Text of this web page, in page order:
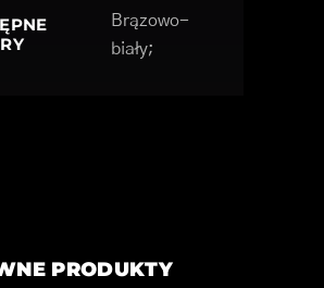
Brązowo-
biały;
PRODUKTY